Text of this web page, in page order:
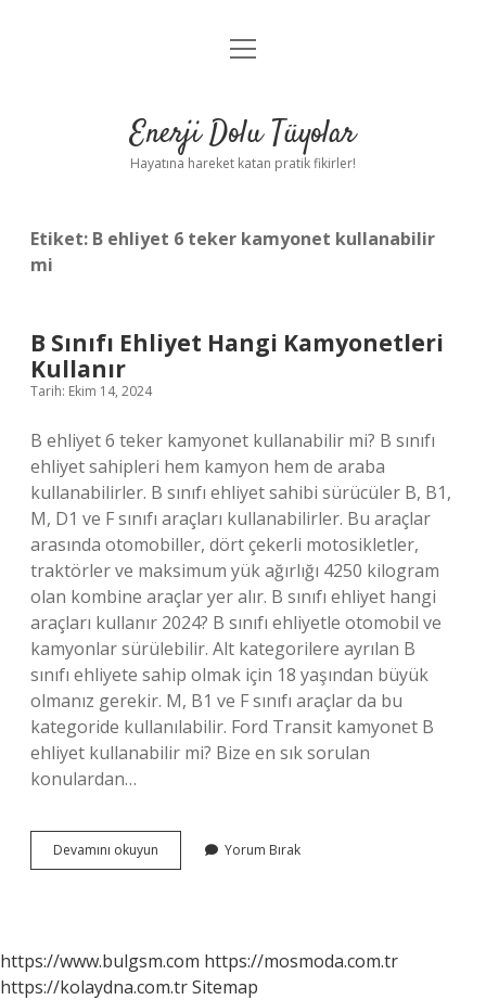
Anasayfa
Yasal Uyarı
menüyü
Enerji Dolu Tüyolar
Hayatına hareket katan pratik fikirler!
Etiket: B ehliyet 6 teker kamyonet kullanabilir
mi
B Sınıfı Ehliyet Hangi Kamyonetleri
Kullanır
Tarih: Ekim 14, 2024
B ehliyet 6 teker kamyonet kullanabilir mi? B sınıfı
ehliyet sahipleri hem kamyon hem de araba
kullanabilirler. B sınıfı ehliyet sahibi sürücüler B, B1,
M, D1 ve F sınıfı araçları kullanabilirler. Bu araçlar
arasında otomobiller, dört çekerli motosikletler,
traktörler ve maksimum yük ağırlığı 4250 kilogram
olan kombine araçlar yer alır. B sınıfı ehliyet hangi
araçları kullanır 2024? B sınıfı ehliyetle otomobil ve
kamyonlar sürülebilir. Alt kategorilere ayrılan B
sınıfı ehliyete sahip olmak için 18 yaşından büyük
olmanız gerekir. M, B1 ve F sınıfı araçlar da bu
kategoride kullanılabilir. Ford Transit kamyonet B
ehliyet kullanabilir mi? Bize en sık sorulan
konulardan…
Devamını okuyun
Sınıfı
Yorum Bırak
https://www.bulgsm.com https://mosmoda.com.tr
https://kolaydna.com.trSitemap